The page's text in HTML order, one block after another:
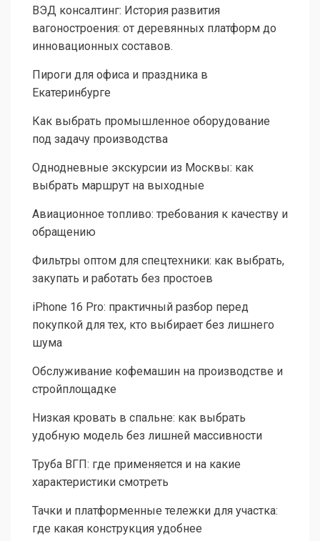
ВЭД консалтинг: История развития
вагоностроения: от деревянных платформ до
инновационных составов.
Пироги для офиса и праздника в
Екатеринбурге
Как выбрать промышленное оборудование
под задачу производства
Однодневные экскурсии из Москвы: как
выбрать маршрут на выходные
Авиационное топливо: требования к качеству и
обращению
Фильтры оптом для спецтехники: как выбрать,
закупать и работать без простоев
iPhone 16 Pro: практичный разбор перед
покупкой для тех, кто выбирает без лишнего
шума
Обслуживание кофемашин на производстве и
стройплощадке
Низкая кровать в спальне: как выбрать
удобную модель без лишней массивности
Труба ВГП: где применяется и на какие
характеристики смотреть
Тачки и платформенные тележки для участка:
где какая конструкция удобнее